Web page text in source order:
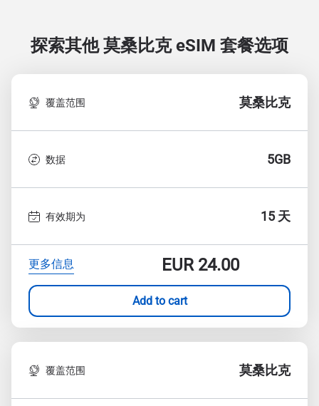
探索其他 莫桑比克eSIM 套餐选项
覆盖范围 莫桑比克
数据 5GB
有效期为 15 天
更多信息 EUR24.00
Add to cart
覆盖范围 莫桑比克